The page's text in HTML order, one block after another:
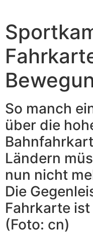
So manch
über die
Ländern
nun nicht
Die
Fahrkarte
(Foto: cn)